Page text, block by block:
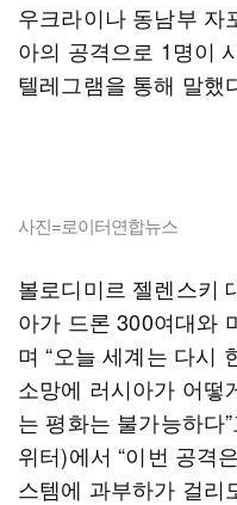
우크라이나 동남부 자
아의 공격으로 1명이
텔레그램을 통해 말했
사진=로이터연합뉴스
볼로디미르 젤렌스키
아가 드론 300여대와
며 “오늘 세계는 다시
소망에 러시아가 어떻
는 평화는 불가능하다
위터)에서 “이번 공격
스템에 과부하가 걸리